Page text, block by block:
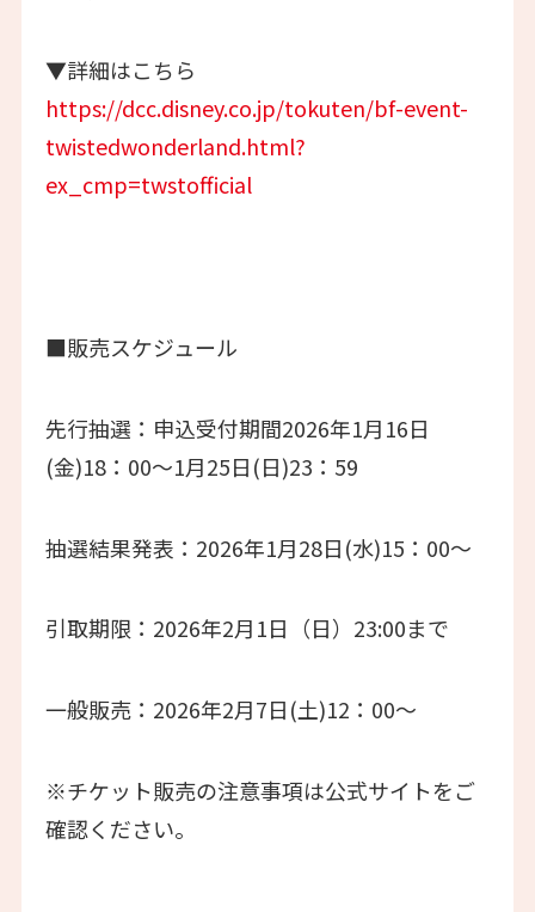
▼詳細はこちら
https://dcc.disney.co.jp/tokuten/bf-event-
twistedwonderland.html?
ex_cmp=twstofficial
■販売スケジュール
先行抽選：申込受付期間2026年1月16日
(金)18：00～1月25日(日)23：59
抽選結果発表：2026年1月28日(水)15：00～
引取期限：2026年2月1日（日）23:00まで
一般販売：2026年2月7日(土)12：00～
※チケット販売の注意事項は公式サイトをご
確認ください。